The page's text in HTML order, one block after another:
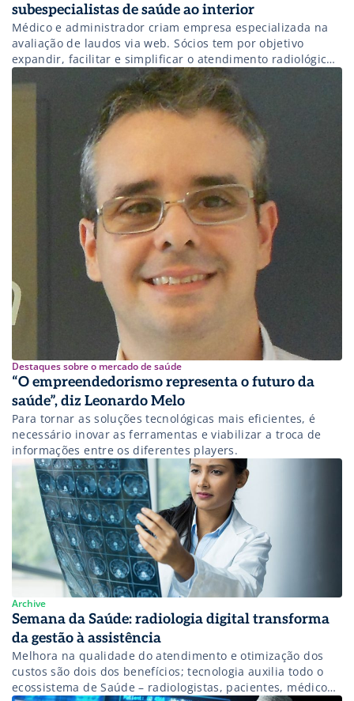
subespecialistas de saúde ao interior
Médico e administrador criam empresa especializada na
avaliação de laudos via web. Sócios tem por objetivo
expandir, facilitar e simplificar o atendimento radiológico
no Brasil
Destaques sobre o mercado de saúde
“O empreendedorismo representa o futuro da
saúde”, diz Leonardo Melo
Para tornar as soluções tecnológicas mais eficientes, é
necessário inovar as ferramentas e viabilizar a troca de
informações entre os diferentes players.
Archive
Semana da Saúde: radiologia digital transforma
da gestão à assistência
Melhora na qualidade do atendimento e otimização dos
custos são dois dos benefícios; tecnologia auxilia todo o
ecossistema de Saúde – radiologistas, pacientes, médicos,